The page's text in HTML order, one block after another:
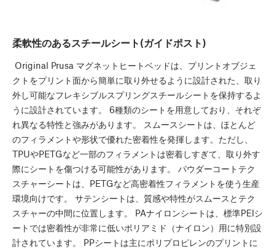
柔軟性のあるスチールシート(ガイドポスト)
Original Prusa マグネットヒートベッドは、プリントオブジェ
クトをプリント面から簡単に取り外せるように設計された、取り
外し可能なフレキシブルスプリングスチールシートを保持するよ
うに設計されています。 6種類のシートを用意しており、それぞ
れ異なる特性と強みがあります。 スムースシートは、ほとんど
のフィラメントや形状で優れた密着性を発揮します。ただし、
TPUやPETGなど一部のフィラメントは密着しすぎて、取り外す
際にシートを傷つける可能性があります。 パウダーコートテク
スチャーシートは、PETGなど高密着性フィラメントを使う生産
環境向けです。 サテンシートは、質感や特性がスムースとテク
スチャーの中間に位置します。 PAナイロンシートは、標準PEIシ
ートでは密着性が非常に低いポリアミド（ナイロン）用に特別設
計されています。 PPシートは主にポリプロピレンのプリントに